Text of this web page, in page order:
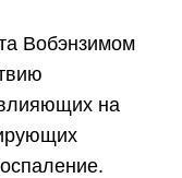
Вобэнзимом
на